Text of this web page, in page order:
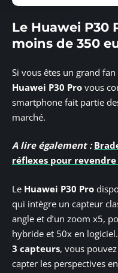
Le Huawei P30
moins de 350
Si vous êtes un grand
Huawei P30 Pro vous
smartphone fait partie
marché.
A lire également :
réflexes pour
Le Huawei P30 Pro
qui intègre un capteur
angle et d’un zoom x5,
hybride et 50x en
3 capteurs, vous
capter les perspectives